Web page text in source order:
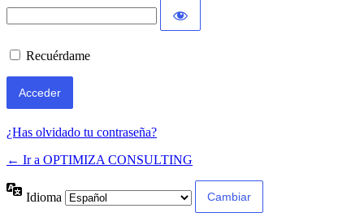
Recuérdame
¿Has olvidado tu contraseña?
← Ir a OPTIMIZA CONSULTING
Idioma